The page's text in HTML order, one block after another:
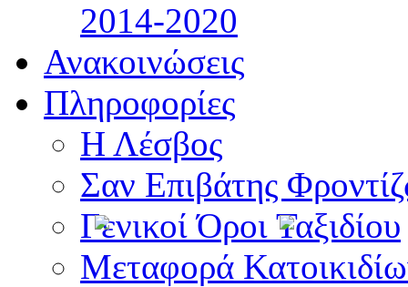
2014-2020
Ανακοινώσεις
Πληροφορίες
Η Λέσβος
Σαν Επιβάτης
Γενικοί Όροι Ταξιδίου
Μεταφορά